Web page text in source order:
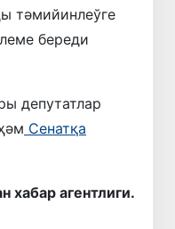
тәмийинлеўге
береди
депутатлар
Сенатқа
хабар агентлиги.